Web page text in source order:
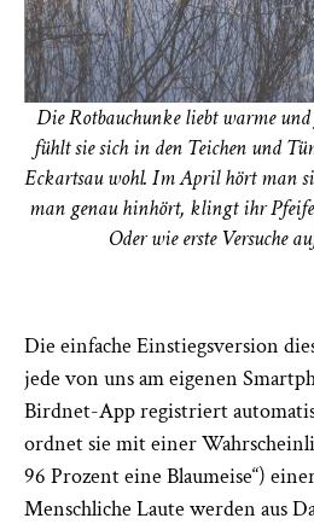
Die Rotbauchunke liebt warme und
fühlt sie sich in den Teichen und
Eckartsau wohl. Im April hört man
man genau hinhört, klingt ihr
Oder wie erste Versuche
Die einfache Einstiegsversion
jede von uns am eigenen
Birdnet-App registriert
ordnet sie mit einer
96 Prozent eine Blaumeise“)
Menschliche Laute werden aus